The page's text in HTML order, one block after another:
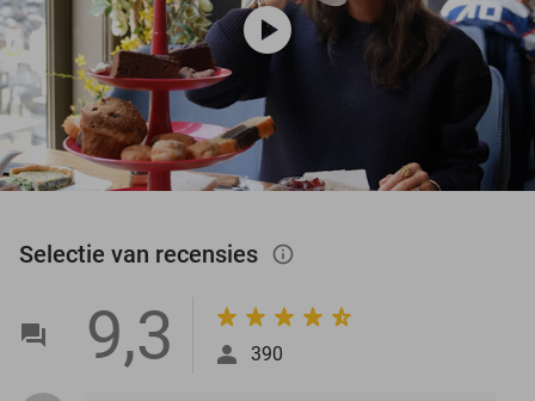
play_circle
Selectie van recensies info_outlined
9,3 390